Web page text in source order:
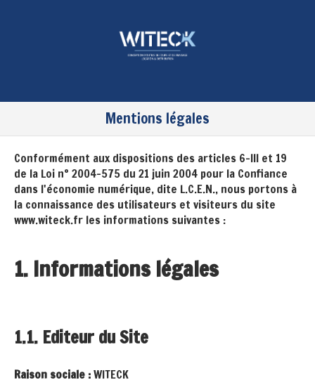
Mentions légales
Conformément aux dispositions des articles 6-III et 19
de la Loi n° 2004-575 du 21 juin 2004 pour la Confiance
dans l'économie numérique, dite L.C.E.N., nous portons à
la connaissance des utilisateurs et visiteurs du site
www.witeck.fr les informations suivantes :
1. Informations légales
1.1. Editeur du Site
Raison sociale :WITECK